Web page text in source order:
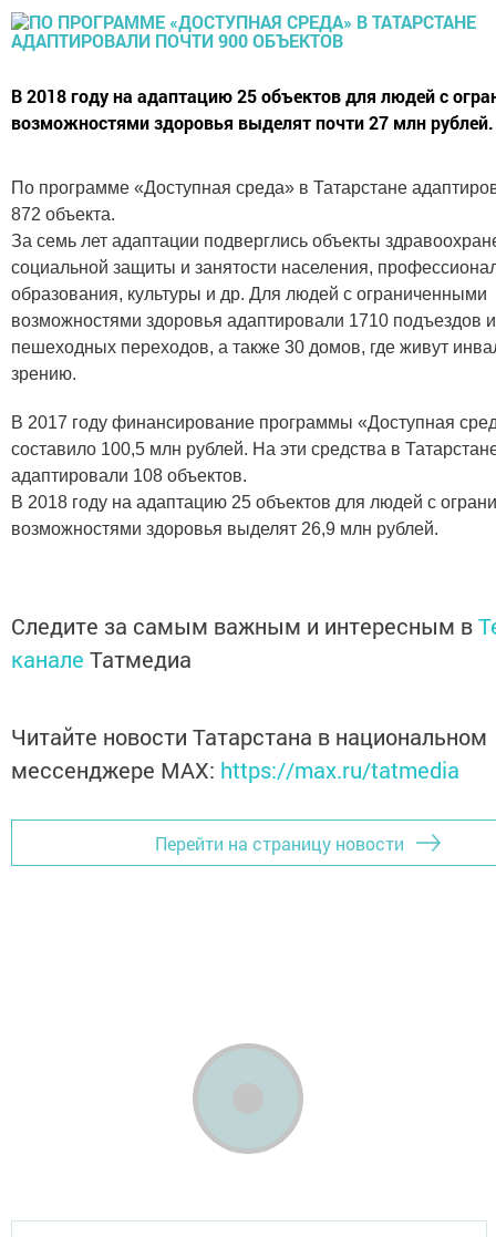
В 2018 году на адаптацию 25 объектов для людей с
возможностями здоровья выделят почти 27 млн рублей.
По программе «Доступная среда» в Татарстане
872 объекта.
За семь лет адаптации подверглись объекты
социальной защиты и занятости населения,
образования, культуры и др. Для людей с ограниченными
возможностями здоровья адаптировали 1710 подъездов и
пешеходных переходов, а также 30 домов, где живут
зрению.
В 2017 году финансирование программы «Доступная
составило 100,5 млн рублей. На эти средства в
адаптировали 108 объектов.
В 2018 году на адаптацию 25 объектов для людей с
возможностями здоровья выделят 26,9 млн рублей.
Следите за самым важным и интересным в
канале Татмедиа
Читайте новости Татарстана в национальном
мессенджере MАХ: https://max.ru/tatmedia
Перейти на страницу новости